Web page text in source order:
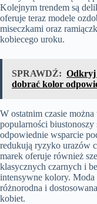
Kolejnym trendem są
oferuje teraz modele
miseczkami oraz
kobiecego uroku.
SPRAWDŹ: Odkryj
dobrać kolor
W ostatnim czasie
popularności
odpowiednie wsparcie
redukują ryzyko urazów
marek oferuje również
klasycznych czarnych i
intensywne kolory. Moda
różnorodna i
kobiet.